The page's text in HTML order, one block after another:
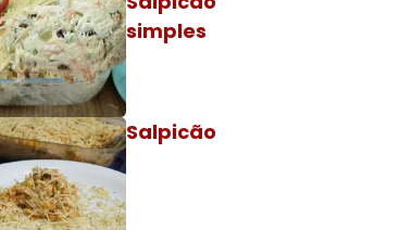
simples
Salpicão